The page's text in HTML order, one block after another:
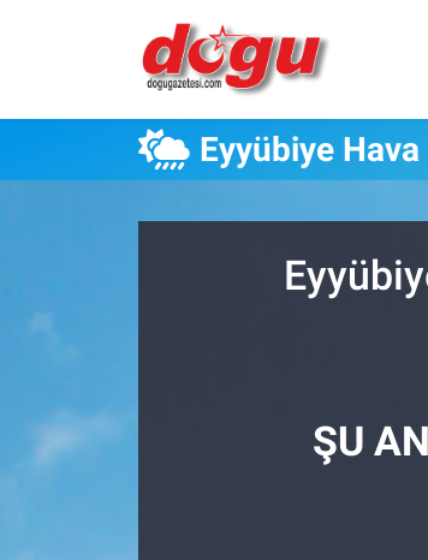
Eyyübiye
ŞU AN
ERZINCAN
GÜNDEM
Bilim, teknoloji